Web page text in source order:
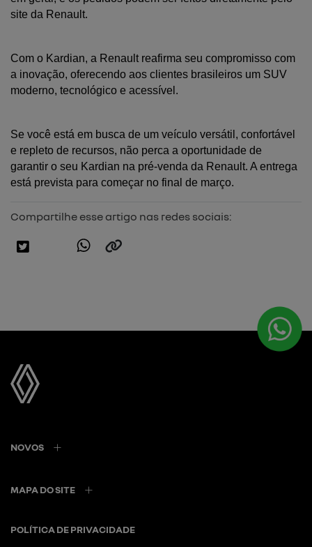
site da Renault.
Com o Kardian, a Renault reafirma seu compromisso com
a inovação, oferecendo aos clientes brasileiros um SUV
moderno, tecnológico e acessível.
Se você está em busca de um veículo versátil, confortável
e repleto de recursos, não perca a oportunidade de
garantir o seu Kardian na pré-venda da Renault. A entrega
está prevista para começar no final de março.
Compartilhe esse artigo nas redes sociais:
NOVOS
MAPA DO SITE
POLÍTICA DE PRIVACIDADE